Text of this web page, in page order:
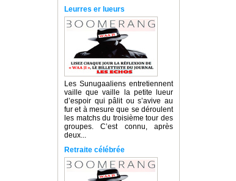
Leurres er lueurs
Les Sunugaaliens entretiennent
vaille que vaille la petite lueur
d’espoir qui pâlit ou s’avive au
fur et à mesure que se déroulent
les matchs du troisième tour des
groupes. C’est connu, après
deux...
Retraite célébrée